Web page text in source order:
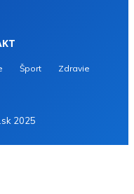
Šport
Zdravie
2025